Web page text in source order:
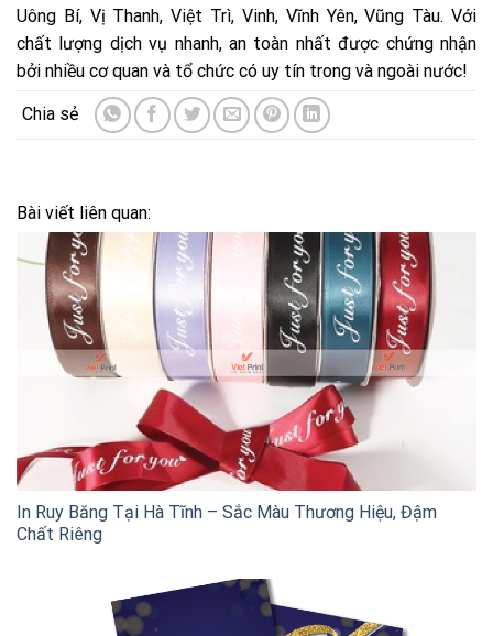
Uông Bí, Vị Thanh, Việt Trì, Vinh, Vĩnh Yên, Vũng Tàu. Với
chất lượng dịch vụ nhanh, an toàn nhất được chứng nhận
bởi nhiều cơ quan và tổ chức có uy tín trong và ngoài nước!
Bài viết liên quan:
In Ruy Băng Tại Hà Tĩnh – Sắc Màu Thương Hiệu, Đậm
Chất Riêng